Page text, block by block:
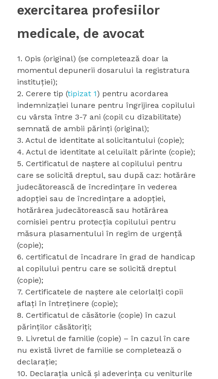
exercitarea profesiilor
medicale, de avocat
1. Opis (original) (se completează doar la
momentul depunerii dosarului la registratura
instituției);
2. Cerere tip (tipizat 1) pentru acordarea
indemnizaţiei lunare pentru îngrijirea copilului
cu vârsta între 3-7 ani (copil cu dizabilitate)
semnată de ambii părinţi (original);
3. Actul de identitate al solicitantului (copie);
4. Actul de identitate al celuilalt părinte (copie);
5. Certificatul de naștere al copilului pentru
care se solicită dreptul, sau după caz: hotărâre
judecătorească de încredințare în vederea
adopției sau de încredințare a adopției,
hotărârea judecătorească sau hotărârea
comisiei pentru protecția copilului pentru
măsura plasamentului în regim de urgență
(copie);
6. certificatul de încadrare în grad de handicap
al copilului pentru care se solicită dreptul
(copie);
7. Certificatele de naştere ale celorlalți copii
aflaţi în întreţinere (copie);
8. Certificatul de căsătorie (copie) în cazul
părinţilor căsătoriţi;
9. Livretul de familie (copie) – în cazul în care
nu există livret de familie se completează o
declaraţie;
10. Declaraţia unică şi adeverinţa cu veniturile